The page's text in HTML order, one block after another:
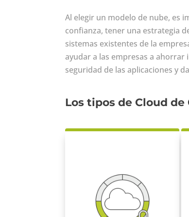
Al elegir un modelo de nube, es
confianza, tener una estrategia
sistemas existentes de la
ayudar a las empresas a
seguridad de las aplicaciones y
Los tipos de Cloud de